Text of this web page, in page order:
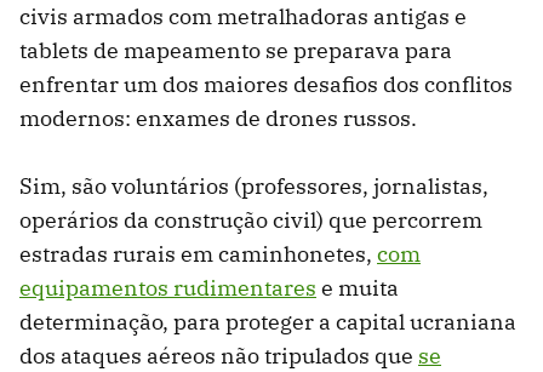
civis armados com metralhadoras antigas e
tablets de mapeamento se preparava para
enfrentar um dos maiores desafios dos conflitos
modernos: enxames de drones russos.
Sim, são voluntários (professores, jornalistas,
operários da construção civil) que percorrem
estradas rurais em caminhonetes, com
equipamentos rudimentares e muita
determinação, para proteger a capital ucraniana
dos ataques aéreos não tripulados que se